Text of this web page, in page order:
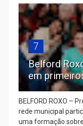
7
Belford
em
BELFORD ROXO –
rede municipal
uma formação sobre